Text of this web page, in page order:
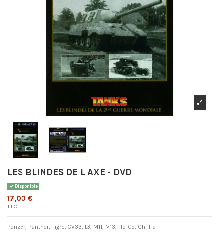
LES BLINDES DE L AXE - DVD
Disponible
17,00 €
TTC
Panzer, Panther, Tigre, CV33, L3, M11, M13, Ha-Go, Chi-Ha